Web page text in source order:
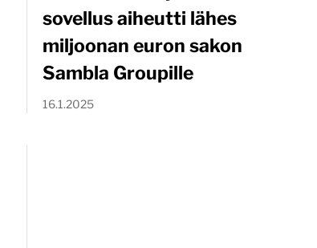
sovellus aiheutti lähes
miljoonan euron sakon
Sambla Groupille
16.1.2025